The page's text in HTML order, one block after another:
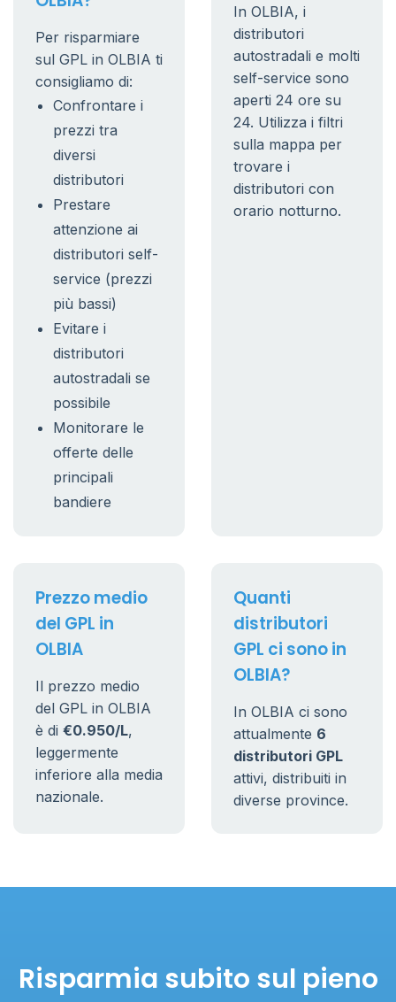
Per risparmiare
sul GPL in OLBIA ti
consigliamo di:
Confrontare i
prezzi tra
diversi
distributori
Prestare
attenzione ai
distributori self-
service (prezzi
più bassi)
Evitare i
distributori
autostradali se
possibile
Monitorare le
offerte delle
principali
bandiere
In OLBIA, i
distributori
autostradali e molti
self-service sono
aperti 24 ore su
24. Utilizza i filtri
sulla mappa per
trovare i
distributori con
orario notturno.
Prezzo medio
del GPL in
OLBIA
Il prezzo medio
del GPL in OLBIA
è di €0.950/L,
leggermente
inferiore alla media
nazionale.
Quanti
distributori
GPL ci sono in
OLBIA?
In OLBIA ci sono
attualmente 6
distributori GPL
attivi, distribuiti in
diverse province.
Risparmia subito sul pieno